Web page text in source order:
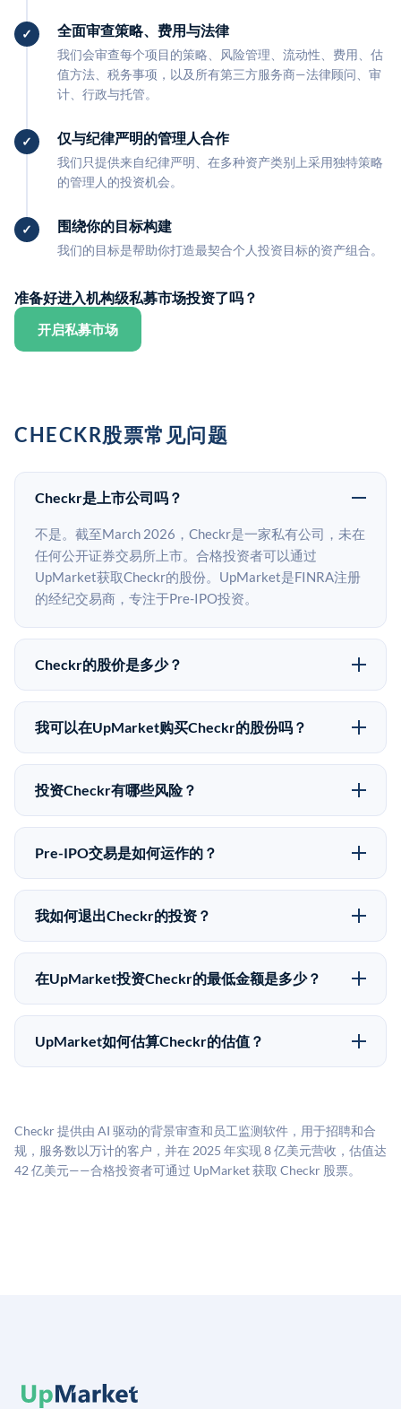
全面审查策略、费用与法律
我们会审查每个项目的策略、风险管理、流动性、费用、估
值方法、税务事项，以及所有第三方服务商—法律顾问、审
计、行政与托管。
仅与纪律严明的管理人合作
我们只提供来自纪律严明、在多种资产类别上采用独特策略
的管理人的投资机会。
围绕你的目标构建
我们的目标是帮助你打造最契合个人投资目标的资产组合。
准备好进入机构级私募市场投资了吗？
开启私募市场
CHECKR股票常见问题
Checkr是上市公司吗？
不是。截至March 2026，Checkr是一家私有公司，未在
任何公开证券交易所上市。合格投资者可以通过
UpMarket获取Checkr的股份。UpMarket是FINRA注册
的经纪交易商，专注于Pre-IPO投资。
Checkr的股价是多少？
Checkr没有公开股价，因为它是一家私有公司。最近的
已知股价来自其最近一轮融资。 二级市场上的Pre-IPO
不同。
我可以在UpMarket购买Checkr的股份吗？
可以。合格投资者可以通过填写本页表单或在
upmarket.co创建账户来表达对Checkr股份的投资意向。
50,000美元。UpMarket是FINRA注册的经纪交易商，
自2019年以来已经纪超过5亿美元的另类投资。
投资Checkr有哪些风险？
Pre-IPO投资存在重大风险。Checkr的股份流动性低，
意味着没有公开市场可以快速出售。不存在确定的退出
好可能全部损失的准备。私有公司的估值在融资轮次之
间可能大幅波动。投资者应在投资前咨询其财务顾问并
Pre-IPO交易是如何运作的？
在Pre-IPO交易中，合格投资者通过二级市场平台从现有
股东（如员工、早期投资者或其他持有人）处购买股
为FINRA注册的经纪交易商促成这些交易，代表双方处
理合规、文件和结算事宜。
我如何退出Checkr的投资？
Pre-IPO持股主要有两种退出途径：在二级市场将股份出
售给其他买家，或持有直到公司完成IPO或被收购。两
市场条件。任何退出的时间都是不可预测的，投资者应
做好多年持有的准备。
在UpMarket投资Checkr的最低金额是多少？
UpMarket上大多数Pre-IPO产品的最低投资金额为
50,000美元。具体金额可能因产品和股份供应情况而有
UpMarket如何估算Checkr的估值？
司可比倍数应用私有公司折扣，以反映流动性不足和信
息不对称。此估值不构成投资建议，可能与实际交易价
Checkr 提供由 AI 驱动的背景审查和员工监测软件，用于招聘和合
规，服务数以万计的客户，并在 2025 年实现 8 亿美元营收，估值达
42 亿美元——合格投资者可通过 UpMarket 获取 Checkr 股票。